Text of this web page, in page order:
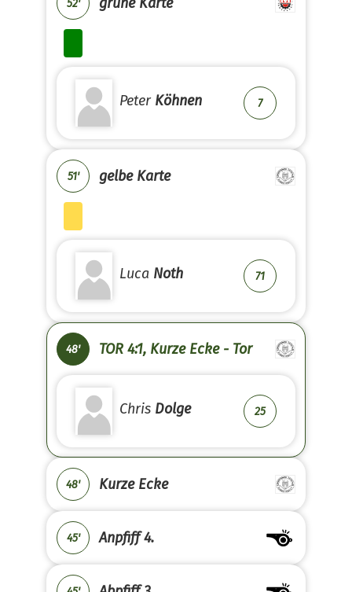
52'
Peter Köhnen 7
51' gelbe Karte
Luca Noth 71
48' TOR 4:1, Kurze Ecke - Tor
Chris Dolge 25
48' Kurze Ecke
45' Anpfiff 4.